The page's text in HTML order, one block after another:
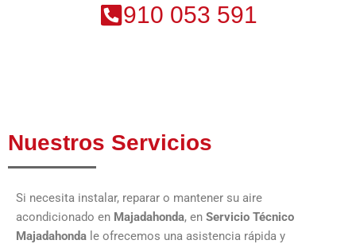
910 053 591
Nuestros Servicios
Si necesita instalar, reparar o mantener su aire
acondicionado en Majadahonda, en Servicio Técnico
Majadahonda le ofrecemos una asistencia rápida y